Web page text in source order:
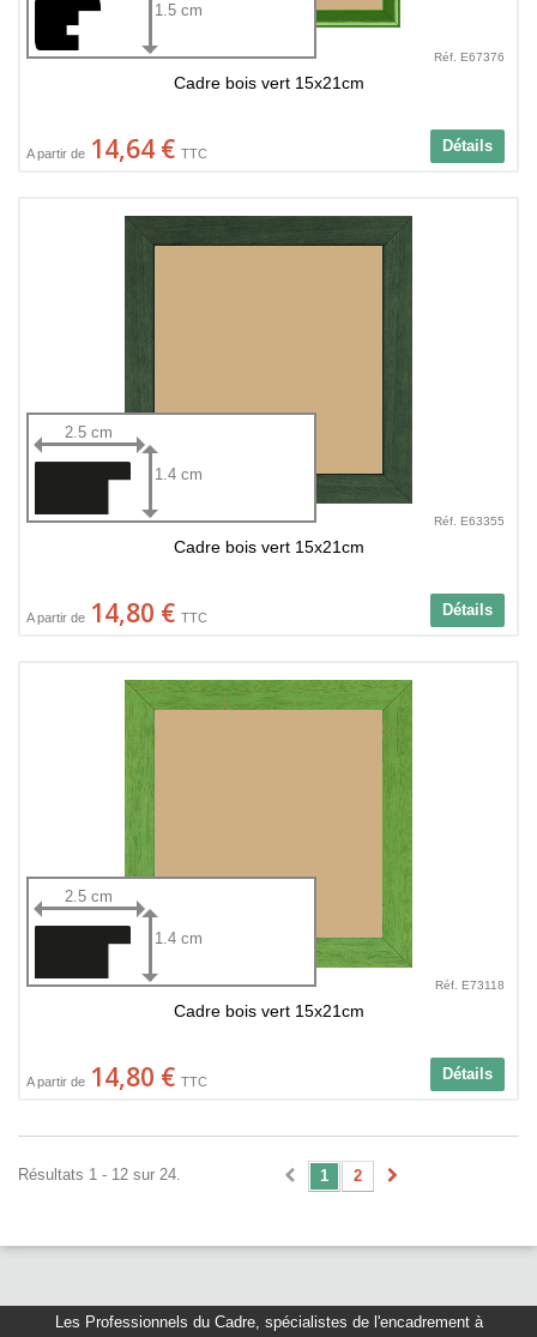
1.5 cm
Réf. E67376
Cadre bois vert 15x21cm
Détails
A partir de 14,64 € TTC
2.5 cm
1.4 cm
Réf. E63355
Cadre bois vert 15x21cm
Détails
A partir de 14,80 € TTC
2.5 cm
1.4 cm
Réf. E73118
Cadre bois vert 15x21cm
Détails
A partir de 14,80 € TTC
1 2
Résultats 1 - 12 sur 24.
Les Professionnels du Cadre, spécialistes de l'encadrement à